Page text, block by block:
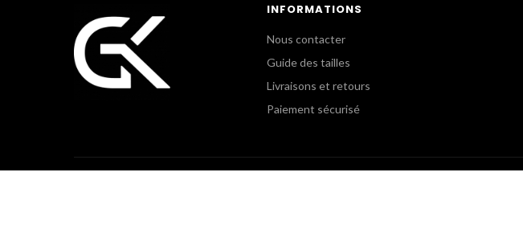
INFORMATIONS
Nous contacter
Guide des tailles
Livraisons et retours
Paiement sécurisé